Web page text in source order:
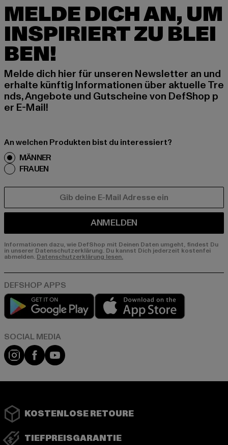
MELDE DICH AN, UM
INSPIRIERT ZU BLEI
BEN!
Melde dich hier für unseren Newsletter an und
erhalte künftig Informationen über aktuelle Tre
nds, Angebote und Gutscheine von DefShop p
er E-Mail!
An welchen Produkten bist du interessiert?
MÄNNER
FRAUEN
ANMELDEN
Informationen dazu, wie DefShop mit Deinen Daten umgeht, findest Du
in unserer Datenschutzerklärung. Du kannst Dich jederzeit kostenfei
abmelden. Datenschutzerklärung lesen.
Play market
Instagram
FacebookYouTube
KOSTENLOSE RETOURE
TIEFPREISGARANTIE